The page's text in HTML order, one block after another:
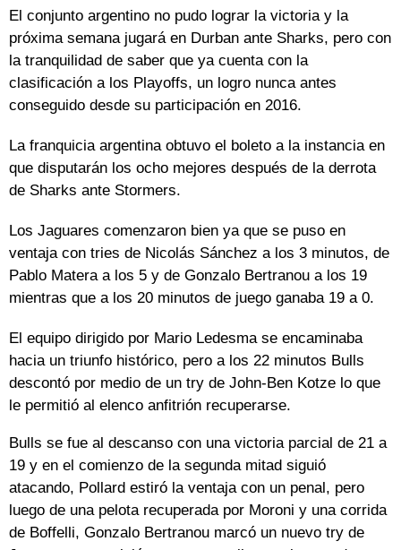
El conjunto argentino no pudo lograr la victoria y la
próxima semana jugará en Durban ante Sharks, pero con
la tranquilidad de saber que ya cuenta con la
clasificación a los Playoffs, un logro nunca antes
conseguido desde su participación en 2016.
La franquicia argentina obtuvo el boleto a la instancia en
que disputarán los ocho mejores después de la derrota
de Sharks ante Stormers.
Los Jaguares comenzaron bien ya que se puso en
ventaja con tries de Nicolás Sánchez a los 3 minutos, de
Pablo Matera a los 5 y de Gonzalo Bertranou a los 19
mientras que a los 20 minutos de juego ganaba 19 a 0.
El equipo dirigido por Mario Ledesma se encaminaba
hacia un triunfo histórico, pero a los 22 minutos Bulls
descontó por medio de un try de John-Ben Kotze lo que
le permitió al elenco anfitrión recuperarse.
Bulls se fue al descanso con una victoria parcial de 21 a
19 y en el comienzo de la segunda mitad siguió
atacando, Pollard estiró la ventaja con un penal, pero
luego de una pelota recuperada por Moroni y una corrida
de Boffelli, Gonzalo Bertranou marcó un nuevo try de